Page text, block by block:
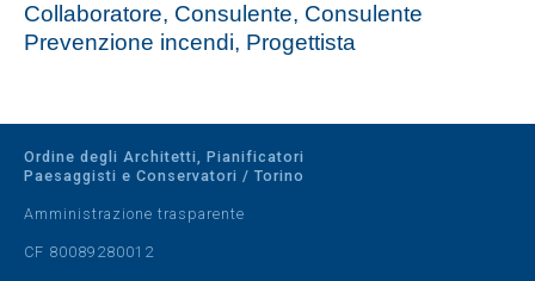
Collaboratore, Consulente, Consulente
Prevenzione incendi, Progettista
Ordine degli Architetti, Pianificatori
Paesaggisti e Conservatori / Torino
Amministrazione trasparente
CF 80089280012